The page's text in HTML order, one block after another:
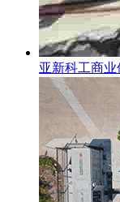
亚新科工商业